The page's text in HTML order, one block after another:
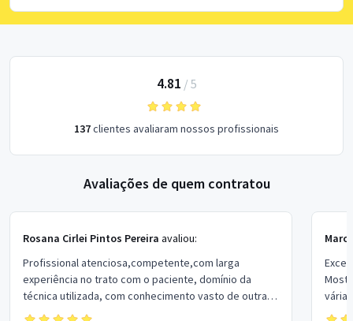
4.81 / 5
137clientes avaliaram nossos profissionais
Avaliações de quem contratou
Rosana Cirlei Pintos Pereira avaliou:
Profissional atenciosa,competente,com larga
experiência no trato com o paciente, domínio da
técnica utilizada, com conhecimento vasto de outras
áreas. Com certeza voltaria a contratar seu trabalho,